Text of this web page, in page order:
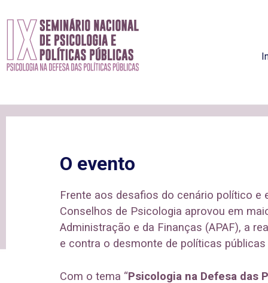
O evento
Frente aos desafios do cenário político e
Conselhos de Psicologia aprovou em
Administração e da Finanças (APAF), a
e contra o desmonte de políticas
Com o tema “Psicologia na Defesa das